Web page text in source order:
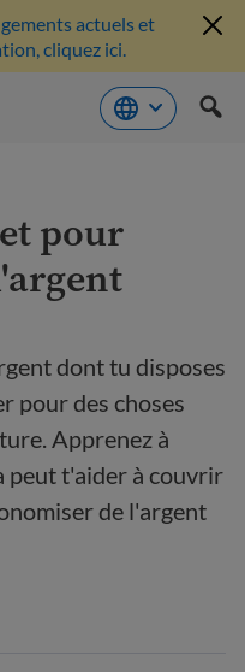
actuels et
cliquez ici.
pour
dont tu disposes
pour des choses
Apprenez à
peut t'aider à couvrir
de l'argent